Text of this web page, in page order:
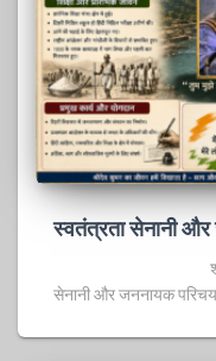
स्वतंत्रता सेनानी
शहीद श्रीदेव
सेनानी और जननायक